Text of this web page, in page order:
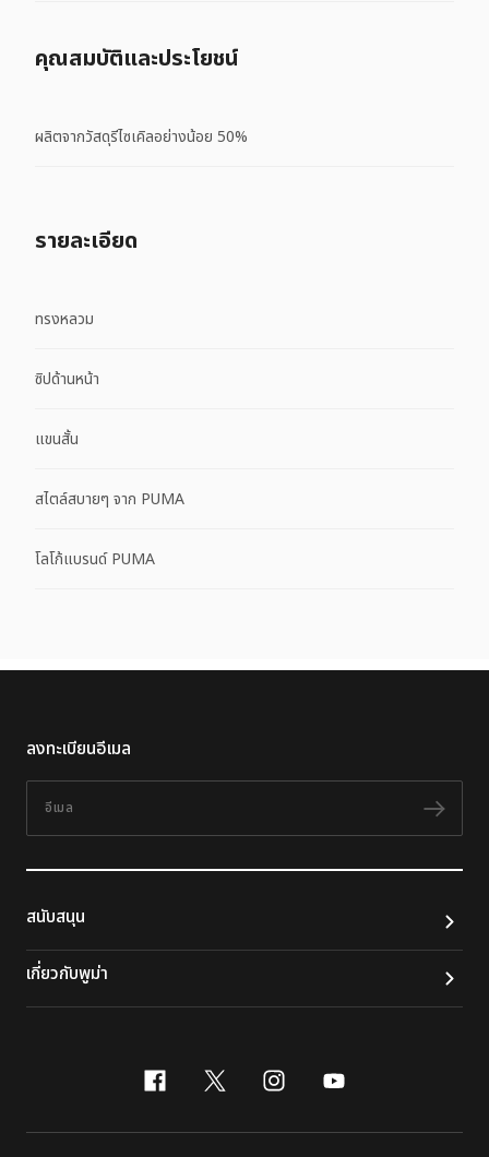
คุณสมบัติและประโยชน์
ผลิตจากวัสดุรีไซเคิลอย่างน้อย 50%
รายละเอียด
ทรงหลวม
ซิปด้านหน้า
แขนสั้น
สไตล์สบายๆ จาก PUMA
โลโก้แบรนด์ PUMA
ลงทะเบียนอีเมล
ติดต
สนับสนุน
เกี่ยวกับพูม่า
facebook
x-twitter
instagram
youtube